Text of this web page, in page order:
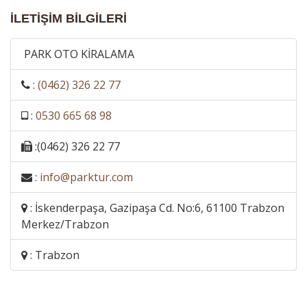
İLETIŞIM BILGILERI
PARK OTO KİRALAMA
: (0462) 326 22 77
: 0530 665 68 98
:(0462) 326 22 77
: info@parktur.com
: İskenderpaşa, Gazipaşa Cd. No:6, 61100 Trabzon
Merkez/Trabzon
: Trabzon